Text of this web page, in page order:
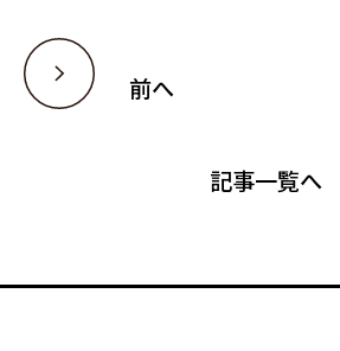
投
稿
ナ
前へ
記事一覧へ